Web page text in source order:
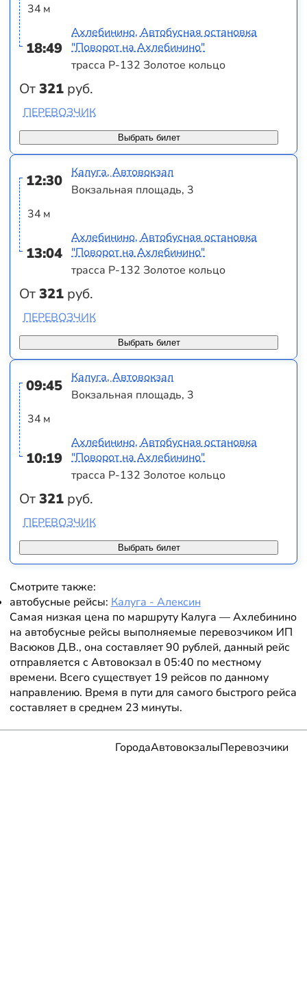
34 м
18:49
От321 руб.
Ахлебинино, Автобусная остановка
"Поворот на Ахлебинино"
трасса Р-132 Золотое кольцо
Выбрать билет
ПЕРЕВОЗЧИК
12:30
34 м
13:04
От321 руб.
Калуга, Автовокзал
Вокзальная площадь, 3
Ахлебинино, Автобусная остановка
"Поворот на Ахлебинино"
трасса Р-132 Золотое кольцо
Выбрать билет
ПЕРЕВОЗЧИК
09:45
34 м
10:19
От321 руб.
Калуга, Автовокзал
Вокзальная площадь, 3
Ахлебинино, Автобусная остановка
"Поворот на Ахлебинино"
трасса Р-132 Золотое кольцо
Выбрать билет
ПЕРЕВОЗЧИК
Смотрите также:
автобусные рейсы: Калуга - Алексин
Самая низкая цена по маршруту Калуга — Ахлебинино
на автобусные рейсы выполняемые перевозчиком ИП
Васюков Д.В., она составляет 90 рублей, данный рейс
отправляется с Автовокзал в 05:40 по местному
времени. Всего существует 19 рейсов по данному
направлению. Время в пути для самого быстрого рейса
составляет в среднем 23 минуты.
ГородаАвтовокзалыПеревозчики